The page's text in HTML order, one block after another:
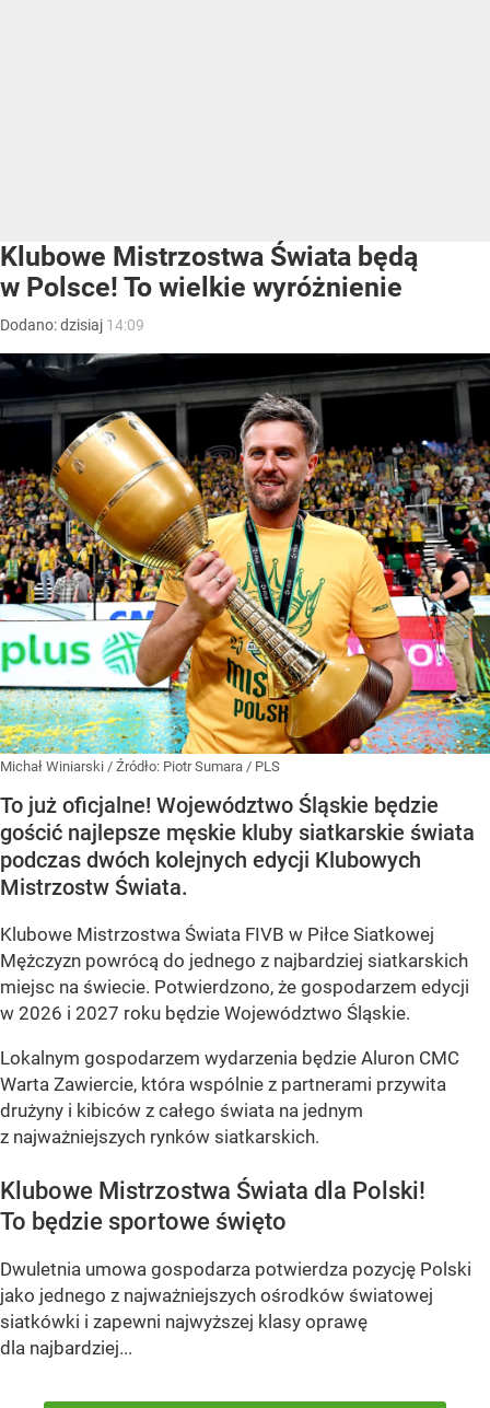
Klubowe Mistrzostwa Świata będą
w Polsce! To wielkie wyróżnienie
Dodano:dzisiaj 14:09
Michał Winiarski / Źródło: Piotr Sumara / PLS
To już oficjalne! Województwo Śląskie będzie
gościć najlepsze męskie kluby siatkarskie świata
podczas dwóch kolejnych edycji Klubowych
Mistrzostw Świata.
Klubowe Mistrzostwa Świata FIVB w Piłce Siatkowej
Mężczyzn powrócą do jednego z najbardziej siatkarskich
miejsc na świecie. Potwierdzono, że gospodarzem edycji
w 2026 i 2027 roku będzie Województwo Śląskie.
Lokalnym gospodarzem wydarzenia będzie Aluron CMC
Warta Zawiercie, która wspólnie z partnerami przywita
drużyny i kibiców z całego świata na jednym
z najważniejszych rynków siatkarskich.
Klubowe Mistrzostwa Świata dla Polski!
To będzie sportowe święto
Dwuletnia umowa gospodarza potwierdza pozycję Polski
jako jednego z najważniejszych ośrodków światowej
siatkówki i zapewni najwyższej klasy oprawę
dla najbardziej...